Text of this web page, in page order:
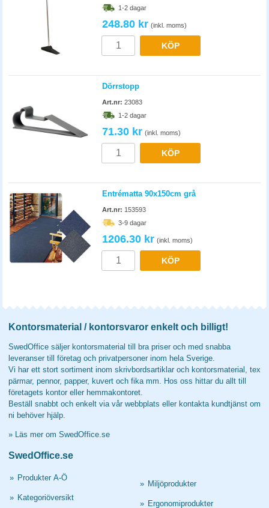
1-2 dagar
248.80 kr (inkl. moms)
KÖP
Dörrstopp
Art.nr: 23083
1-2 dagar
71.30 kr (inkl. moms)
KÖP
Entrématta 90x150cm grå
Art.nr: 153593
3-9 dagar
1206.30 kr (inkl. moms)
KÖP
Kontorsmaterial / kontorsvaror enkelt och billigt!
SwedOffice säljer kontorsmaterial till bra priser och med snabba
leveranser till företag och privatpersoner inom hela Sverige.
Vi har ett stort sortiment inom skrivbordsartiklar och kontorsmaterial, tex
pärmar, pennor, papper, kuvert och fika mm. Hos oss hittar du allt till
företagets kontor eller hemmakontoret.
Beställ snabbt och enkelt via vår webbplats eller kontakta kundtjänst om
ni behöver hjälp.
» Läs mer om SwedOffice.se
SwedOffice.se
» Produkter A-Ö
» Kategoriöversikt
» Miljöprodukter
» Ergonomiprodukter